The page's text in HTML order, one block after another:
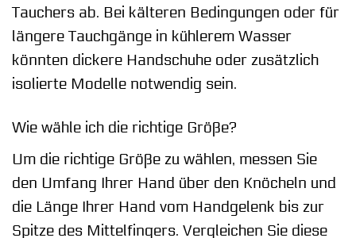
Tauchers ab. Bei kälteren Bedingungen oder für
längere Tauchgänge in kühlerem Wasser
könnten dickere Handschuhe oder zusätzlich
isolierte Modelle notwendig sein.
Wie wähle ich die richtige Größe?
Um die richtige Größe zu wählen, messen Sie
den Umfang Ihrer Hand über den Knöcheln und
die Länge Ihrer Hand vom Handgelenk bis zur
Spitze des Mittelfingers. Vergleichen Sie diese